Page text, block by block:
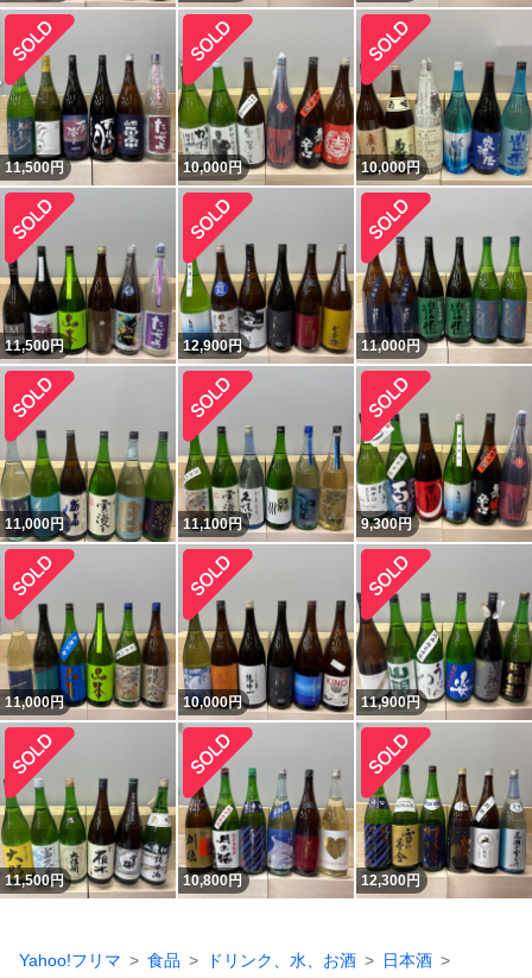
11,500円 10,000円 10,000円
11,500円 12,900円 11,000円
11,000円 11,100円 9,300円
11,000円 10,000円 11,900円
11,500円 10,800円 12,300円
Yahoo!フリマ 食品 ドリンク、水、お酒
日本酒